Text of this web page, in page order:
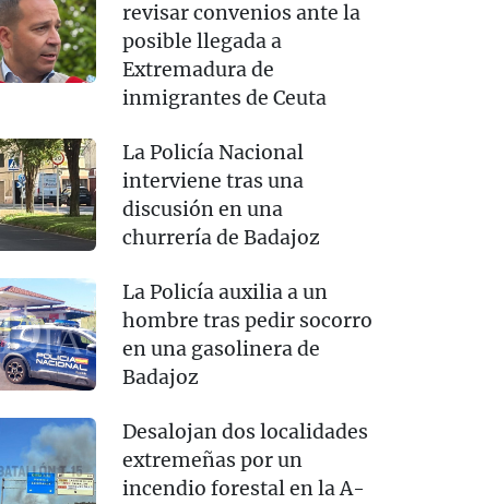
revisar convenios ante la
posible llegada a
Extremadura de
inmigrantes de Ceuta
La Policía Nacional
interviene tras una
discusión en una
churrería de Badajoz
La Policía auxilia a un
hombre tras pedir socorro
en una gasolinera de
Badajoz
Desalojan dos localidades
extremeñas por un
incendio forestal en la A-